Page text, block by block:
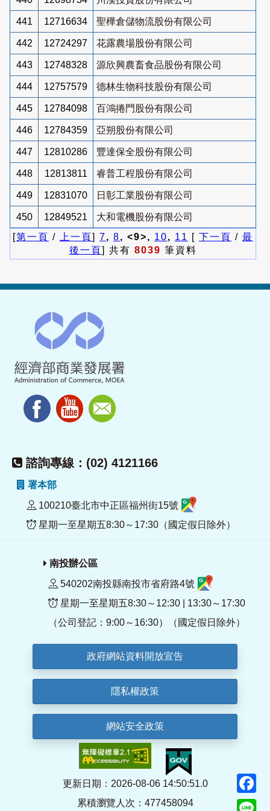
441 12716634 聖樺倉儲物流股份有限公司
442 12724297 花露農場股份有限公司
443 12748328 源欣興農畜食品股份有限公司
444 12757579 德林生物科技股份有限公司
445 12784098 百鴻捲門股份有限公司
446 12784359 亞朔股份有限公司
447 12810286 豐達保全股份有限公司
448 12813811 睿普工程股份有限公司
449 12831070 日彰工業股份有限公司
450 12849521
大和電機股份有限公司
[第一頁 / 上一頁] 7, 8, <9>, 10, 11 [ 下一頁 / 最
後一頁] 共有 8039 筆資料
諮詢專線：(02) 4121166
署本部
100210臺北市中正區福州街15號
星期一至星期五8:30～17:30（國定假日除外）
南投辦公區
540202南投縣南投市省府路4號
星期一至星期五8:30～12:30 | 13:30～17:30
（公司登記：9:00～16:30）（國定假日除外）
政府網站資料開放宣告
隱私權政策
網站安全政策
更新日期：2026-08-06 14:50:51.0
累積瀏覽人次：477458094